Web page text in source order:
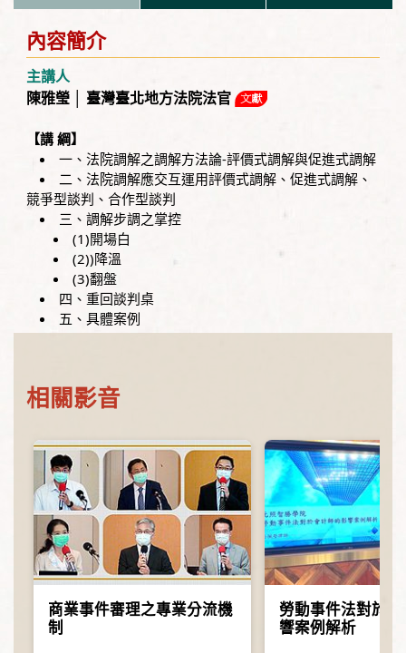
內容簡介
主講人
陳雅瑩 │ 臺灣臺北地方法院法官
【講 綱】
一、法院調解之調解方法論-評價式調解與促進式調解
二、法院調解應交互運用評價式調解、促進式調解、
競爭型談判、合作型談判
三、調解步調之掌控
(1)開場白
(2))降溫
(3)翻盤
四、重回談判桌
五、具體案例
相關影音
商業事件審理之專業分流機
制
勞動事件法對於
響案例解析